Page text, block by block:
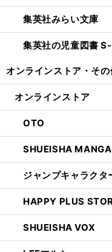
集英社みらい文庫
集英社の児童図書
オンラインストア・ そ
オンラインストア
OTO
SHUEISHA
ジャンプキャラクタ
HAPPY PLUS
SHUEISHA VOX